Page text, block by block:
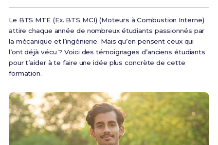
Le BTS MTE (Ex. BTS MCI) (Moteurs à Combustion Interne)
attire chaque année de nombreux étudiants passionnés par
la mécanique et l’ingénierie. Mais qu’en pensent ceux qui
l’ont déjà vécu ? Voici des témoignages d’anciens étudiants
pour t’aider à te faire une idée plus concrète de cette
formation.